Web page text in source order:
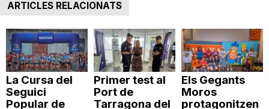
ARTICLES RELACIONATS
La Cursa del
Seguici
Popular de
Primer test al
Port de
Tarragona del
Els Gegants
Moros
protagonitzen